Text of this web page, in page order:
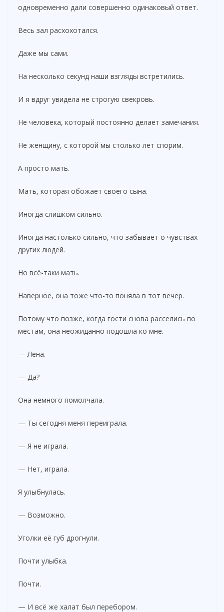
одновременно дали совершенно одинаковый ответ.
Весь зал расхохотался.
Даже мы сами.
На несколько секунд наши взгляды встретились.
И я вдруг увидела не строгую свекровь.
Не человека, который постоянно делает замечания.
Не женщину, с которой мы столько лет спорим.
А просто мать.
Мать, которая обожает своего сына.
Иногда слишком сильно.
Иногда настолько сильно, что забывает о чувствах
других людей.
Но всё-таки мать.
Наверное, она тоже что-то поняла в тот вечер.
Потому что позже, когда гости снова расселись по
местам, она неожиданно подошла ко мне.
— Лена.
— Да?
Она немного помолчала.
— Ты сегодня меня переиграла.
— Я не играла.
— Нет, играла.
Я улыбнулась.
— Возможно.
Уголки её губ дрогнули.
Почти улыбка.
Почти.
— И всё же халат был перебором.